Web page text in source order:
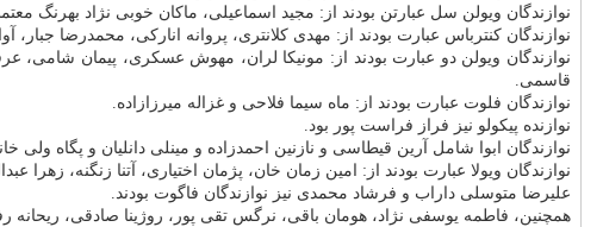
نوازندگان ویولن سل عبارتن بودند از: مجید اسماعیلی، ماکان خوبی نژاد بهرنگ
نوازندگان کنترباس عبارت بودند از: مهدی کلانتری، پروانه انارکی، محمدرضا
نوازندگان ویولن دو عبارت بودند از: مونیکا لران، مهوش عسکری، پیمان شامی،
قاسمی.
نوازندگان فلوت عبارت بودند از: ماه سیما فلاحی و غزاله میرزازاده.
نوازنده پیکولو نیز فراز فراست پور بود.
نوازندگان ابوا شامل آرین قیطاسی و نازنین احمدزاده و مینلی دانلیان و پگاه ولی
نوازندگان ویولا عبارت بودند از: امین زمان خان، پژمان اختیاری، آتنا زنگنه،
علیرضا متوسلی داراب و فرشاد محمدی نیز نوازندگان فاگوت بودند.
همچنین، فاطمه یوسفی نژاد، هومان باقی، نرگس تقی پور، روژینا صادقی، ریحانه